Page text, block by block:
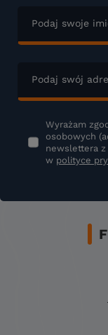
Podaj swoje
Podaj swój
Wyrażam
osobowych
newslettera z
w polityce